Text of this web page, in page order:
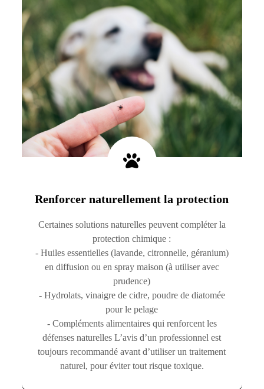
Renforcer naturellement la protection
Certaines solutions naturelles peuvent compléter la
protection chimique :
- Huiles essentielles (lavande, citronnelle, géranium)
en diffusion ou en spray maison (à utiliser avec
prudence)
- Hydrolats, vinaigre de cidre, poudre de diatomée
pour le pelage
- Compléments alimentaires qui renforcent les
défenses naturelles L’avis d’un professionnel est
toujours recommandé avant d’utiliser un traitement
naturel, pour éviter tout risque toxique.